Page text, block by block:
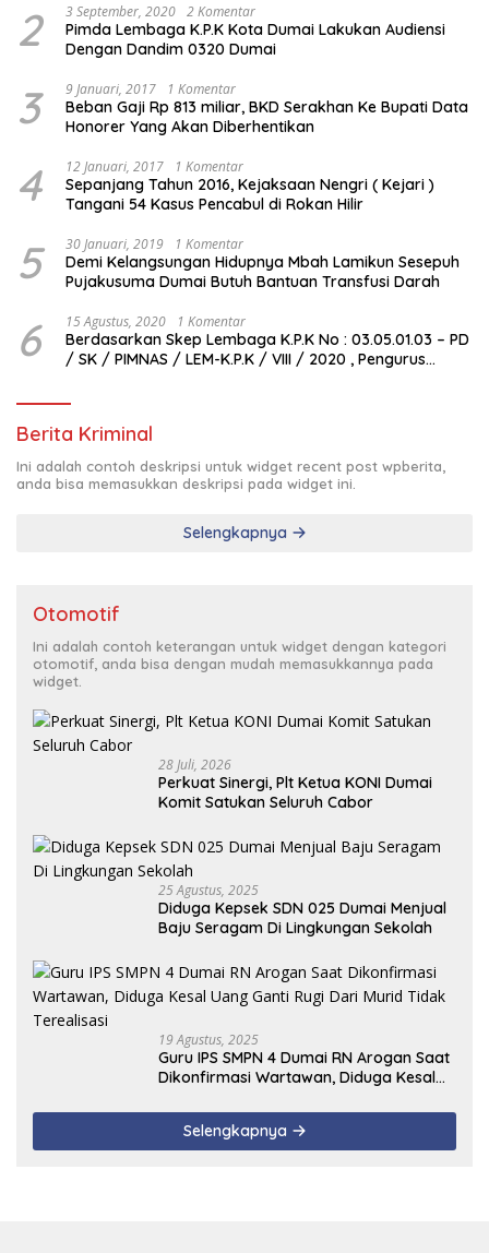
2 3 September, 2020 2 Komentar
Pimda Lembaga K.P.K Kota Dumai Lakukan Audiensi
Dengan Dandim 0320 Dumai
3 9 Januari, 2017 1 Komentar
Beban Gaji Rp 813 miliar, BKD Serakhan Ke Bupati Data
Honorer Yang Akan Diberhentikan
4 12 Januari, 2017 1 Komentar
Sepanjang Tahun 2016, Kejaksaan Nengri ( Kejari )
Tangani 54 Kasus Pencabul di Rokan Hilir
5 30 Januari, 2019 1 Komentar
Demi Kelangsungan Hidupnya Mbah Lamikun Sesepuh
Pujakusuma Dumai Butuh Bantuan Transfusi Darah
6 15 Agustus, 2020 1 Komentar
Berdasarkan Skep Lembaga K.P.K No : 03.05.01.03 – PD
/ SK / PIMNAS / LEM-K.P.K / VIII / 2020 , Pengurus
Berita Kriminal
Ini adalah contoh deskripsi untuk widget recent post wpberita,
anda bisa memasukkan deskripsi pada widget ini.
Selengkapnya
Otomotif
Ini adalah contoh keterangan untuk widget dengan kategori
otomotif, anda bisa dengan mudah memasukkannya pada
widget.
28 Juli, 2026
Perkuat Sinergi, Plt Ketua KONI Dumai
Komit Satukan Seluruh Cabor
25 Agustus, 2025
Diduga Kepsek SDN 025 Dumai Menjual
Baju Seragam Di Lingkungan Sekolah
19 Agustus, 2025
Guru IPS SMPN 4 Dumai RN Arogan Saat
Dikonfirmasi Wartawan, Diduga Kesal
Terealisasi
Selengkapnya